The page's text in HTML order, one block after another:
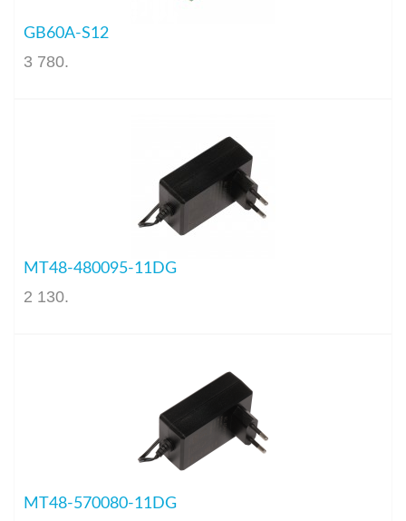
GB60A-S12
3 780.
MT48-480095-11DG
2 130.
MT48-570080-11DG